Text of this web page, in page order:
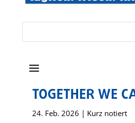
a
TOGETHER WE
24. Feb. 2026 | Kurz notiert